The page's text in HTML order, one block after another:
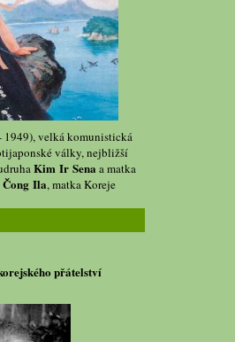
1949), velká komunistická
války, nejbližší
Kim Ir Sena a matka
Ila, matka Koreje
přátelství